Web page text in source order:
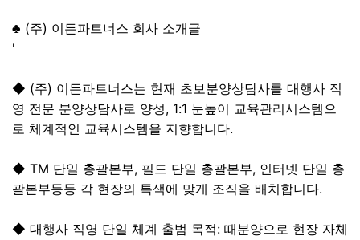
♣ (주) 이든파트너스 회사 소개글
'
◆ (주) 이든파트너스는 현재 초보분양상담사를 대행사 직
영 전문 분양상담사로 양성, 1:1 눈높이 교육관리시스템으
로 체계적인 교육시스템을 지향합니다.
◆ TM 단일 총괄본부, 필드 단일 총괄본부, 인터넷 단일 총
괄본부등등 각 현장의 특색에 맞게 조직을 배치합니다.
◆ 대행사 직영 단일 체계 출범 목적: 때분양으로 현장 자체